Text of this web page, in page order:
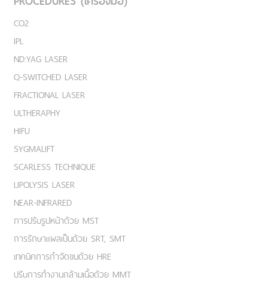
CO2
IPL
ND:YAG LASER
Q-SWITCHED LASER
FRACTIONAL LASER
ULTHERAPHY
HIFU
SYGMALIFT
SCARLESS TECHNIQUE
LIPOLYSIS LASER
NEAR-INFRARED
การปรับรูปหน้าด้วย MST
การรักษาแผลเป็นด้วย SRT, SMT
เทคนิคการกำจัดขนด้วย HRE
ปรับการทำงานกล้ามเนื้อด้วย MMT